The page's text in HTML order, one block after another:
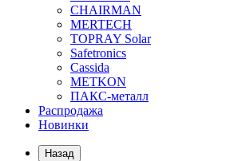
CHAIRMAN
MERTECH
TOPRAY Solar
Safetronics
Cassida
METKON
ПАКС-металл
Распродажа
Новинки
Назад